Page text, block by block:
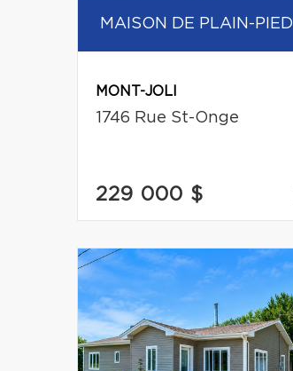
MAISON DE PLAIN-PIED
MONT-JOLI
1746 Rue St-Onge
229 000 $